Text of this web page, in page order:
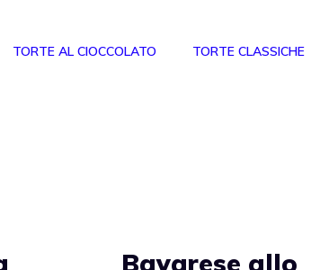
TORTE AL CIOCCOLATO TORTE CLASSICHE
Bavarese allo